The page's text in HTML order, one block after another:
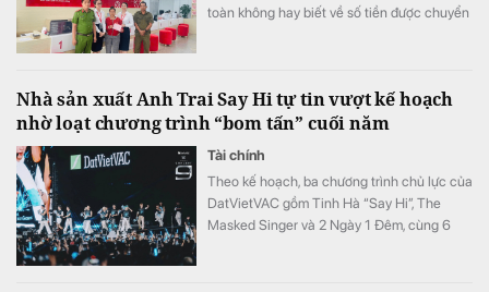
toàn không hay biết về số tiền được chuyển
Nhà sản xuất Anh Trai Say Hi tự tin vượt kế hoạch
nhờ loạt chương trình “bom tấn” cuối năm
Tài chính
Theo kế hoạch, ba chương trình chủ lực của
DatVietVAC gồm Tinh Hà “Say Hi”, The
Masked Singer và 2 Ngày 1 Đêm, cùng 6